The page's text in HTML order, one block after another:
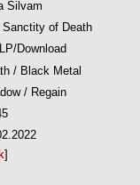
Silvam
Sanctity of Death
Download
/ Black Metal
/ Regain
]